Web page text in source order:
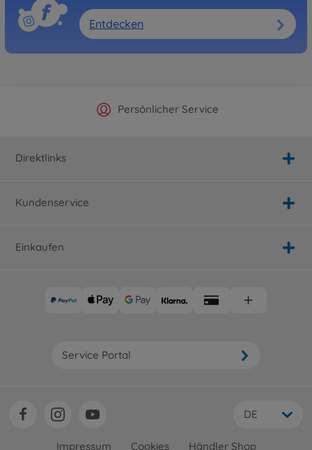
Entdecken
Offizieller Hersteller Shop
Persönlicher Service
Versandkostenfrei ab 25€
Schnelle Lieferung
Direktlinks
Kundenservice
Einkaufen
Service Portal
DE
Impressum Cookies Händler Shop